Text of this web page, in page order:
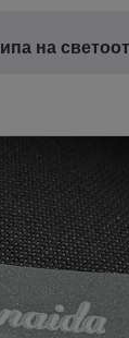
на